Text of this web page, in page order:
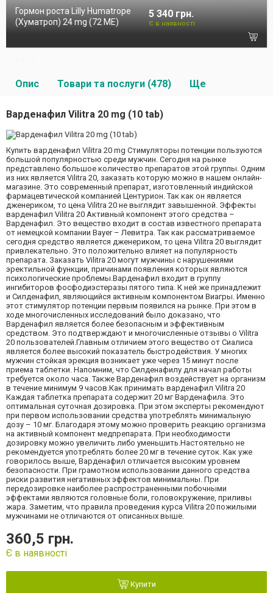
Гормон роста Lilly Humatrope
(Хуматроп) 24 mg (72 МЕ)
5 340 грн.
Є в наявності
Опис Товари та послуги (478) Ще
Варденафил Vilitra 20 mg (10 tab)
Купить варденафил Vilitra 20 mg Стимуляторы потенции пользуются
большой популярностью среди мужчин. Сегодня на рынке
представлено большое количество препаратов этой группы. Одним
из них является Vilitra 20, заказать которую можно в нашем онлайн-
магазине. Это современный препарат, изготовленный индийской
фармацевтической компанией Центурион. Так как он является
дженериком, то цена Vilitra 20 не выглядит завышенной. Эффекты
варденафил Vilitra 20 Активный компонент этого средства –
Варденафил. Это вещество входит в состав известного препарата
от немецкой компании Bayer – Левитра. Так как рассматриваемое
сегодня средство является дженериком, то цена Vilitra 20 выглядит
привлекательно. Это положительно влияет на популярность
препарата. Заказать Vilitra 20 могут мужчины с нарушениями
эректильной функции, причинами появления которых являются
психологические проблемы.Варденафил входит в группу
ингибиторов фосфодиэстеразы пятого типа. К ней же принадлежит
и Силденафил, являющийся активным компонентом Виагры. Именно
этот стимулятор потенции первым появился на рынке. При этом в
ходе многочисленных исследований было доказано, что
Варденафил является более безопасным и эффективным
средством. Это подтверждают и многочисленные отзывы о Vilitra
20 пользователей.Главным отличием этого вещество от Сиалиса
является более высокий показатель быстродействия. У многих
мужчин стойкая эрекция возникает уже через 15 минут после
приема таблетки. Напомним, что Силденафилу для начал работы
требуется около часа. Также Варденафил воздействует на организм
в течение минимум 9 часов.Как принимать варденафил Vilitra 20
Каждая таблетка препарата содержит 20 мг Варденафила. Это
оптимальная суточная дозировка. При этом эксперты рекомендуют
при первом использовании средства употреблять минимальную
дозу – 10 мг. Благодаря этому можно проверить реакцию организма
на активный компонент медпрепарата. При необходимости
дозировку можно увеличить либо уменьшить.Настоятельно не
рекомендуется употреблять более 20 мг в течение суток. Как уже
говорилось выше, Варденафил отличается высоким уровнем
безопасности. При грамотном использовании данного средства
риски развития негативных эффектов минимальны. При
передозировке наиболее распространенными побочными
эффектами являются головные боли, головокружение, приливы
жара. Заметим, что правила проведения курса Vilitra 20 пожилыми
мужчинами не отличаются от описанных выше.
360,5 грн.
Є в наявності
Купити